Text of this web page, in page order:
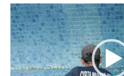
Pemutar
Video